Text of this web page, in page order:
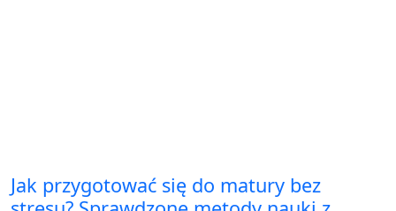
Jak przygotować się do matury bez